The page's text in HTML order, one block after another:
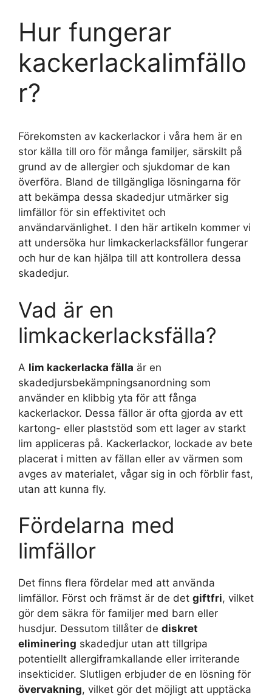
Hur fungerar
kackerlackalimfällo
r?
Förekomsten av kackerlackor i våra hem är en
stor källa till oro för många familjer, särskilt på
grund av de allergier och sjukdomar de kan
överföra. Bland de tillgängliga lösningarna för
att bekämpa dessa skadedjur utmärker sig
limfällor för sin effektivitet och
användarvänlighet. I den här artikeln kommer vi
att undersöka hur limkackerlacksfällor fungerar
och hur de kan hjälpa till att kontrollera dessa
skadedjur.
Vad är en
limkackerlacksfälla?
A lim kackerlacka fälla är en
skadedjursbekämpningsanordning som
använder en klibbig yta för att fånga
kackerlackor. Dessa fällor är ofta gjorda av ett
kartong- eller plaststöd som ett lager av starkt
lim appliceras på. Kackerlackor, lockade av bete
placerat i mitten av fällan eller av värmen som
avges av materialet, vågar sig in och förblir fast,
utan att kunna fly.
Fördelarna med
limfällor
Det finns flera fördelar med att använda
limfällor. Först och främst är de det giftfri, vilket
gör dem säkra för familjer med barn eller
husdjur. Dessutom tillåter de diskret
eliminering skadedjur utan att tillgripa
potentiellt allergiframkallande eller irriterande
insekticider. Slutligen erbjuder de en lösning för
övervakning, vilket gör det möjligt att upptäcka